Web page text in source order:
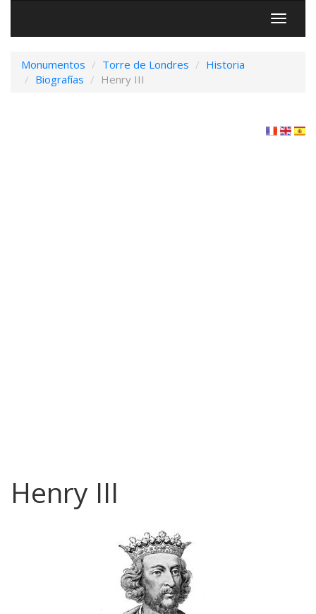
Menú
Monumentos Torre de Londres
Historia
Biografías
Henry III
Henry III